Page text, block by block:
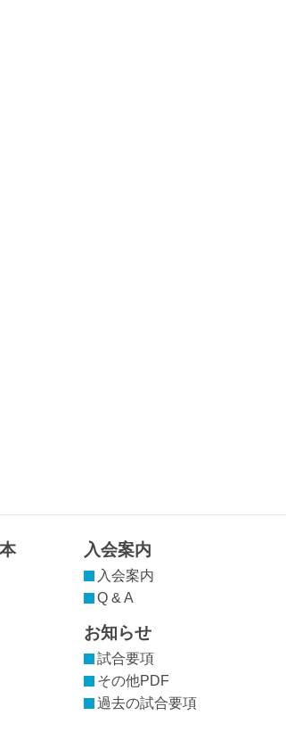
入会案内
入会案内
Q & A
お知らせ
試合要項
その他PDF
過去の試合要項